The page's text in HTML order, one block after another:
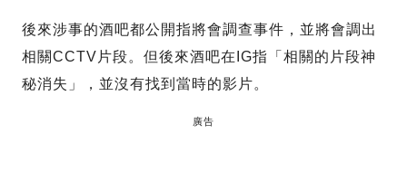
後來涉事的酒吧都公開指將會調查事件，並將會調出
相關CCTV片段。但後來酒吧在IG指「相關的片段神
秘消失」，並沒有找到當時的影片。
廣告